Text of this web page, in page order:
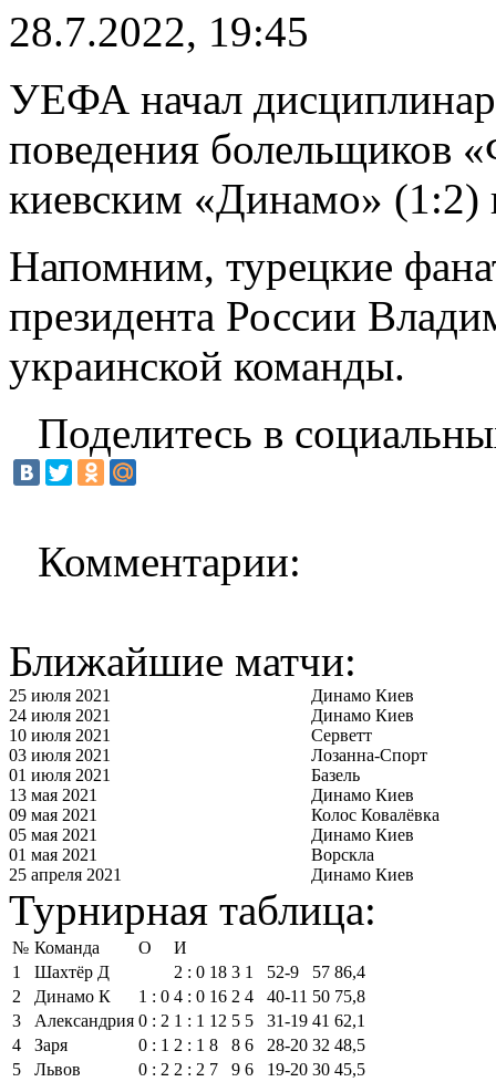
28.7.2022, 19:45
УЕФА начал
поведения болельщиков
киевским «Динамо» (1:2)
Напомним, турецкие
президента России
украинской команды.
Поделитесь в
Комментарии:
Ближайшие матчи:
25 июля 2021
Динамо Киев
24 июля 2021
Динамо Киев
10 июля 2021
Серветт
03 июля 2021
Лозанна-Спорт
01 июля 2021
Базель
13 мая 2021
Динамо Киев
09 мая 2021
Колос Ковалёвка
05 мая 2021
Динамо Киев
01 мая 2021
Ворскла
25 апреля 2021
Динамо Киев
Турнирная таблица:
№ Команда О
И
1
Шахтёр Д 2 : 0 18 3 1 52‑9 57 86,4
2
Динамо К 1 : 0 4 : 0 16 2 4 40‑11 50 75,8
3
Александрия 0 : 2 1 : 1 12 5 5 31‑19 41 62,1
4
Заря 0 : 1 2 : 1 8 8 6 28‑20 32 48,5
5
Львов 0 : 2 2 : 2 7 9 6 19‑20 30 45,5